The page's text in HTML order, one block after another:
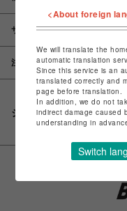
サイズ
注意事項
シェアする
<About foreign
We will translate the
automatic translation
Since this service is an
translated correctly and
page before translation.
In addition, we do not
indirect damage caused
understanding in
Switch